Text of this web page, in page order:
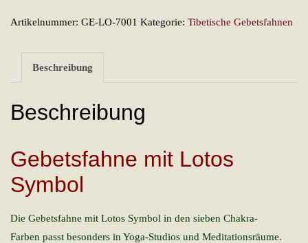
Symbol
Artikelnummer:GE-LO-7001 Kategorie:Tibetische Gebetsfahnen
Beschreibung
Beschreibung
Gebetsfahne mit Lotos
Symbol
Die Gebetsfahne mit Lotos Symbol in den sieben Chakra-
Farben passt besonders in Yoga-Studios und Meditationsräume.